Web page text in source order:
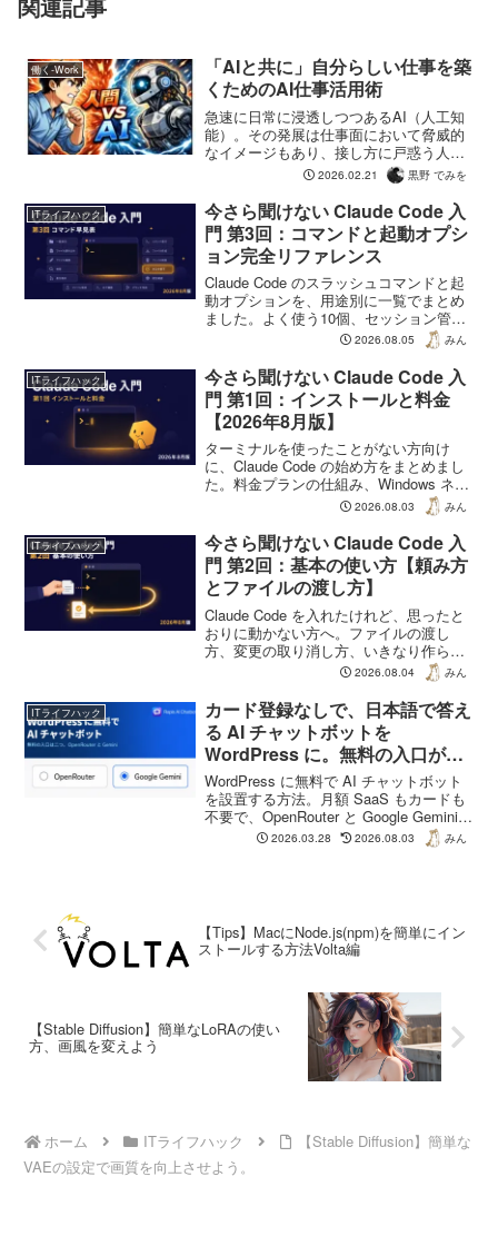
働く-Work
「AIと共に」自分らしい仕事を築
くためのAI仕事活用術
急速に日常に浸透しつつあるAI（人工知
能）。その発展は仕事面において脅威的
なイメージもあり、接し方に戸惑う人も
少なくないのでは？今回は人間である
「自分」を保ちながらもうまくAIを活用
していくアイデアを考えます。
2026.02.21 黒野 でみを
ITライフハック
今さら聞けない Claude Code 入
門 第3回：コマンドと起動オプシ
ョン完全リファレンス
Claude Code のスラッシュコマンドと起
動オプションを、用途別に一覧でまとめ
ました。よく使う10個、セッション管
理、モデル切替、キーボード操作まで。
必要なときに開いて引ける形にしていま
す。2026年8月時点の情報です。
2026.08.05 みん
ITライフハック
今さら聞けない Claude Code 入
門 第1回：インストールと料金
【2026年8月版】
ターミナルを使ったことがない方向け
に、Claude Code の始め方をまとめまし
た。料金プランの仕組み、Windows ネイ
ティブと WSL の違い、公式が推奨する
インストール方法、最初の1回を動かすま
でを 2026年8月時点の情報で解説しま
す。
2026.08.03 みん
ITライフハック
今さら聞けない Claude Code 入
門 第2回：基本の使い方【頼み方
とファイルの渡し方】
Claude Code を入れたけれど、思ったと
おりに動かない方へ。ファイルの渡し
方、変更の取り消し方、いきなり作らせ
ないためのプランモード、Escキーの3段
階の使い分けまで、2026年8月時点の情
報で解説します。
2026.08.04 みん
ITライフハック
カード登録なしで、日本語で答え
る AI チャットボットを
WordPress に。無料の入口が二
つになった話
WordPress に無料で AI チャットボット
を設置する方法。月額 SaaS もカードも
不要で、OpenRouter と Google Gemini
の二つの無料枠から選べます。日本語の
自然さで選ぶなら Gemini。実際に両方を
2026.03.28 2026.08.03 みん
【Tips】MacにNode.js(npm)を簡単にイン
ストールする方法Volta編
【Stable Diffusion】簡単なLoRAの使い
方、画風を変えよう
ホーム ITライフハック
【Stable Diffusion】簡単な
VAEの設定で画質を向上させよう。